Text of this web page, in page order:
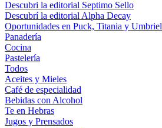
Descubri la editorial Septimo Sello
Descubrí la editorial Alpha Decay
Oportunidades en Puck, Titania y Umbriel
Panadería
Cocina
Pastelería
Todos
Aceites y Mieles
Café de especialidad
Bebidas con Alcohol
Te en Hebras
Jugos y Prensados